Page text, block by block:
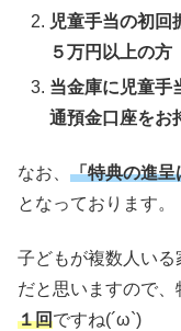
児童手当の初回
５万円以上の方
当金庫に児童手
通預金口座をお
なお、 「特典の進呈
となっております。
子どもが複数人い
だと思いますので
１回ですね(´ω`)